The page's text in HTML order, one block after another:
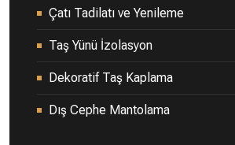
Çatı Tadilatı ve Yenileme
Taş Yünü İzolasyon
Dekoratif Taş Kaplama
Dış Cephe Mantolama